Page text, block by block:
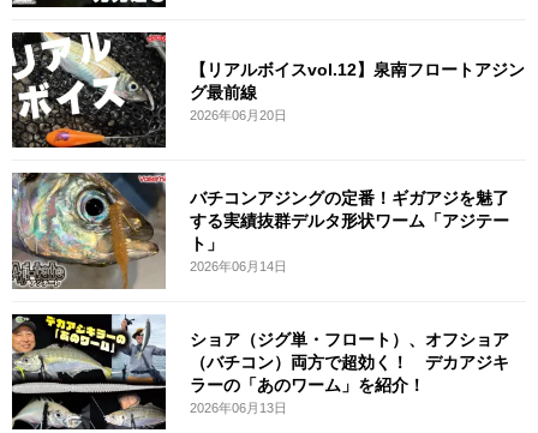
【リアルボイスvol.12】泉南フロートアジン
グ最前線
2026年06月20日
バチコンアジングの定番！ギガアジを魅了
する実績抜群デルタ形状ワーム「アジテー
ト」
2026年06月14日
ショア（ジグ単・フロート）、オフショア
（バチコン）両方で超効く！ デカアジキ
ラーの「あのワーム」を紹介！
2026年06月13日